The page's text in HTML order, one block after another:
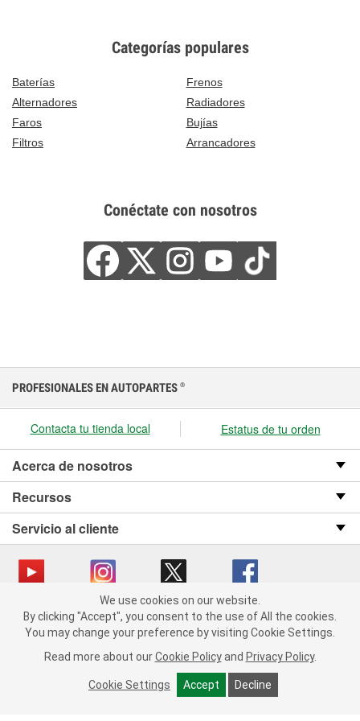
Categorías populares
Baterías
Frenos
Alternadores
Radiadores
Faros
Bujías
Filtros
Arrancadores
Conéctate con nosotros
We use cookies on our website. By clicking "Accept", you consent
to the use of All the cookies.
You may change your preference by visiting Cookie Settings.
Read more about our Cookie Policy and Privacy Policy.
Cookie Settings Accept Decline
PROFESIONALES EN AUTOPARTES ®
Contacta tu tienda local Estatus de tu orden
Acerca de nosotros
Recursos
Servicio al cliente
Copyright © 2008-2026 O’Reilly Auto Parts v OST_3.2.0.0.729 (3) cv1361
catalog_main
Política de privacidad
Ley de transparencia en las cadenas de suministro
We use cookies on our website.
By clicking "Accept", you consent to the use of All the cookies.
You may change your preference by visiting Cookie Settings.
Read more about our Cookie Policy and Privacy Policy.
Cookie Settings Accept Decline